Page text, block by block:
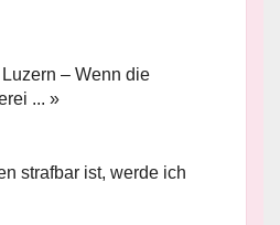
– Wenn die
... »
strafbar ist, werde ich